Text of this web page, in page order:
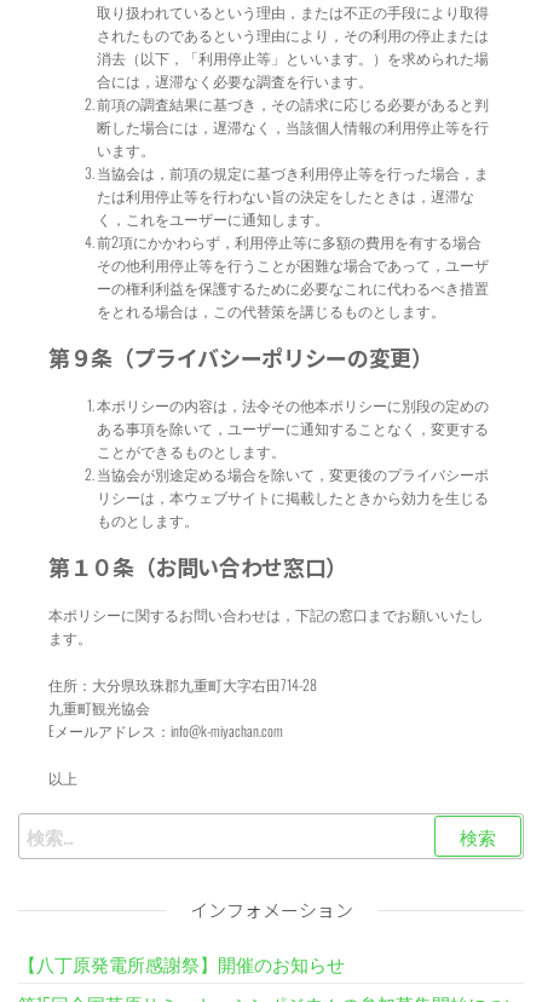
取り扱われているという理由，または不正の手段により取得
されたものであるという理由により，その利用の停止または
消去（以下，「利用停止等」といいます。）を求められた場
合には，遅滞なく必要な調査を行います。
前項の調査結果に基づき，その請求に応じる必要があると判
断した場合には，遅滞なく，当該個人情報の利用停止等を行
います。
当協会は，前項の規定に基づき利用停止等を行った場合，ま
たは利用停止等を行わない旨の決定をしたときは，遅滞な
く，これをユーザーに通知します。
前2項にかかわらず，利用停止等に多額の費用を有する場合
その他利用停止等を行うことが困難な場合であって，ユーザ
ーの権利利益を保護するために必要なこれに代わるべき措置
をとれる場合は，この代替策を講じるものとします。
第９条（プライバシーポリシーの変更）
本ポリシーの内容は，法令その他本ポリシーに別段の定めの
ある事項を除いて，ユーザーに通知することなく，変更する
ことができるものとします。
当協会が別途定める場合を除いて，変更後のプライバシーポ
リシーは，本ウェブサイトに掲載したときから効力を生じる
ものとします。
第１０条（お問い合わせ窓口）
本ポリシーに関するお問い合わせは，下記の窓口までお願いいたし
ます。
住所：大分県玖珠郡九重町大字右田714-28
九重町観光協会
Eメールアドレス：info@k-miyachan.com
以上
インフォメーション
【八丁原発電所感謝祭】開催のお知らせ